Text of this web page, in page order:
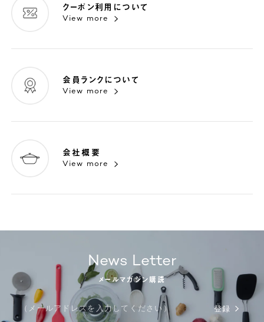
クーポン利用について
View more
会員ランクについて
View more
会社概要
View more
News Letter
メールマガジン購読
登録